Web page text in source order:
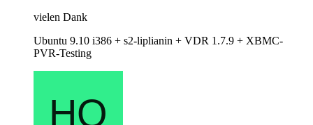
vielen Dank
Ubuntu 9.10 i386 + s2-liplianin + VDR 1.7.9 + XBMC-
PVR-Testing